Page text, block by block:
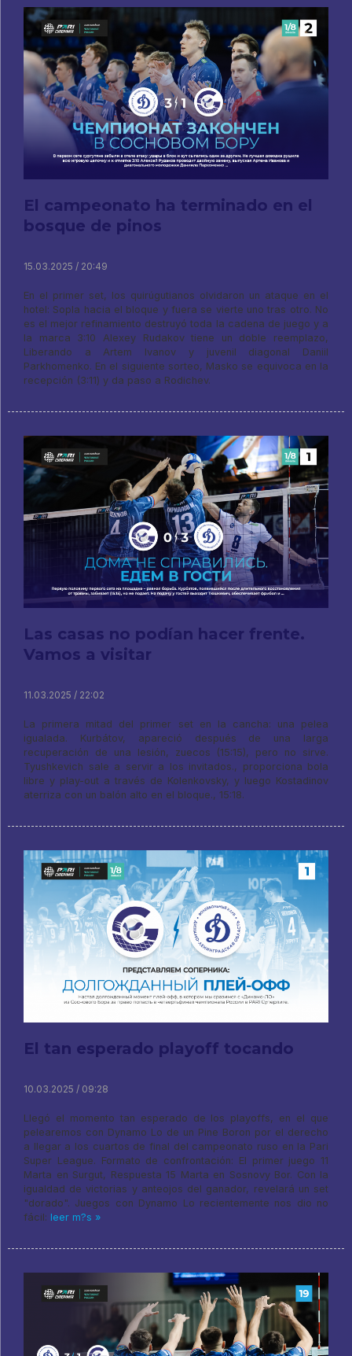
El campeonato ha terminado en el
bosque de pinos
15.03.2025 / 20:49
En el primer set, los quirúgutianos olvidaron un ataque en el
hotel: Sopla hacia el bloque y fuera se vierte uno tras otro. No
es el mejor refinamiento destruyó toda la cadena de juego y a
la marca 3:10 Alexey Rudakov tiene un doble reemplazo,
Liberando a Artem Ivanov y juvenil diagonal Daniil
Parkhomenko. En el siguiente sorteo, Masko se equivoca en la
recepción (3:11) y da paso a Rodichev.
Las casas no podían hacer frente.
Vamos a visitar
11.03.2025 / 22:02
La primera mitad del primer set en la cancha: una pelea
igualada. Kurbátov, apareció después de una larga
recuperación de una lesión, zuecos (15:15), pero no sirve.
Tyushkevich sale a servir a los invitados., proporciona bola
libre y play-out a través de Kolenkovsky, y luego Kostadinov
aterriza con un balón alto en el bloque., 15:18.
El tan esperado playoff tocando
10.03.2025 / 09:28
Llegó el momento tan esperado de los playoffs, en el que
pelearemos con Dynamo Lo de un Pine Boron por el derecho
a llegar a los cuartos de final del campeonato ruso en la Pari
Super League. Formato de confrontación: El primer juego 11
Marta en Surgut, Respuesta 15 Marta en Sosnovy Bor. Con la
igualdad de victorias y anteojos del ganador, revelará un set
"dorado". Juegos con Dynamo Lo recientemente nos dio no
fácil: leer m?s »